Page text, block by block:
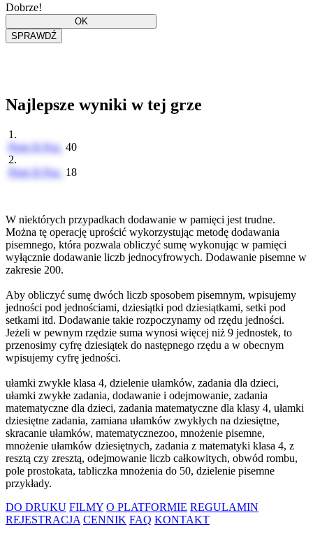
Dobrze!
Najlepsze wyniki w tej grze
1.
Piotr H Poz 40
2.
Piotr H Poz 18
W niektórych przypadkach dodawanie w pamięci jest trudne.
Można tę operację uprościć wykorzystując metodę dodawania
pisemnego, która pozwala obliczyć sumę wykonując w pamięci
wyłącznie dodawanie liczb jednocyfrowych. Dodawanie pisemne w
zakresie 200.
Aby obliczyć sumę dwóch liczb sposobem pisemnym, wpisujemy
jedności pod jednościami, dziesiątki pod dziesiątkami, setki pod
setkami itd. Dodawanie takie rozpoczynamy od rzędu jedności.
Jeżeli w pewnym rzędzie suma wynosi więcej niż 9 jednostek, to
przenosimy cyfrę dziesiątek do następnego rzędu a w obecnym
wpisujemy cyfrę jedności.
ułamki zwykłe klasa 4, dzielenie ułamków, zadania dla dzieci,
ułamki zwykłe zadania, dodawanie i odejmowanie, zadania
matematyczne dla dzieci, zadania matematyczne dla klasy 4, ułamki
dziesiętne zadania, zamiana ułamków zwykłych na dziesiętne,
skracanie ułamków, matematycznezoo, mnożenie pisemne,
mnożenie ułamków dziesiętnych, zadania z matematyki klasa 4, z
resztą czy zresztą, odejmowanie liczb całkowitych, obwód rombu,
pole prostokata, tabliczka mnożenia do 50, dzielenie pisemne
przykłady.
DO DRUKU FILMY O PLATFORMIE REGULAMIN
REJESTRACJA CENNIK FAQ KONTAKT